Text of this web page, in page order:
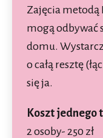
Zajęcia metodą
mogą odbywać
domu.
o całą resztę
się ja.
Koszt jednego
2 osoby- 250 zł